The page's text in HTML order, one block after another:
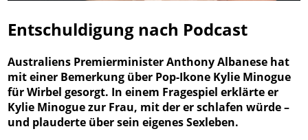
Entschuldigung nach Podcast
Australiens Premierminister Anthony Albanese hat
mit einer Bemerkung über Pop-Ikone Kylie Minogue
für Wirbel gesorgt. In einem Fragespiel erklärte er
Kylie Minogue zur Frau, mit der er schlafen würde –
und plauderte über sein eigenes Sexleben.